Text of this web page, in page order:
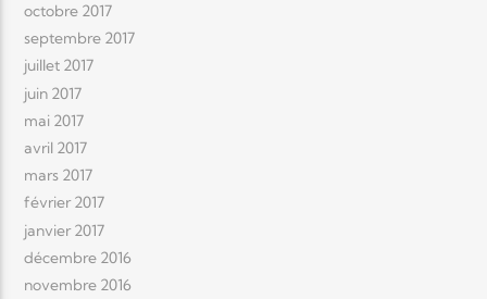
octobre 2017
septembre 2017
juillet 2017
juin 2017
mai 2017
avril 2017
mars 2017
février 2017
janvier 2017
décembre 2016
novembre 2016